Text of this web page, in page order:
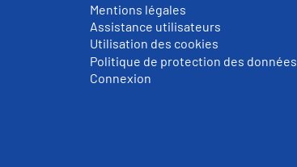
Mentions légales
Assistance utilisateurs
Utilisation des cookies
Politique de protection des données
Connexion